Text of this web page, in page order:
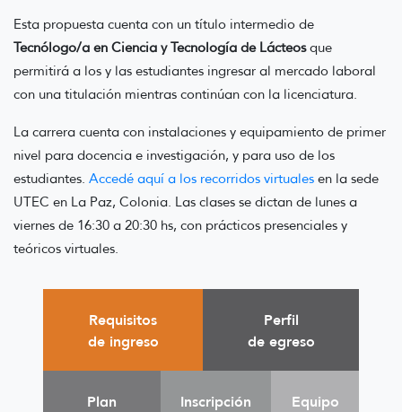
Esta propuesta cuenta con un título intermedio de
Tecnólogo/a en Ciencia y Tecnología de Lácteosque
permitirá a los y las estudiantes ingresar al mercado laboral
con una titulación mientras continúan con la licenciatura.
La carrera cuenta con instalaciones y equipamiento de primer
nivel para docencia e investigación, y para uso de los
estudiantes. Accedé aquí a los recorridos virtuales en la sede
UTEC en La Paz, Colonia. Las clases se dictan de lunes a
viernes de 16:30 a 20:30 hs, con prácticos presenciales y
teóricos virtuales.
Requisitos
de ingreso
Perfil
de egreso
Plan
Inscripción Equipo